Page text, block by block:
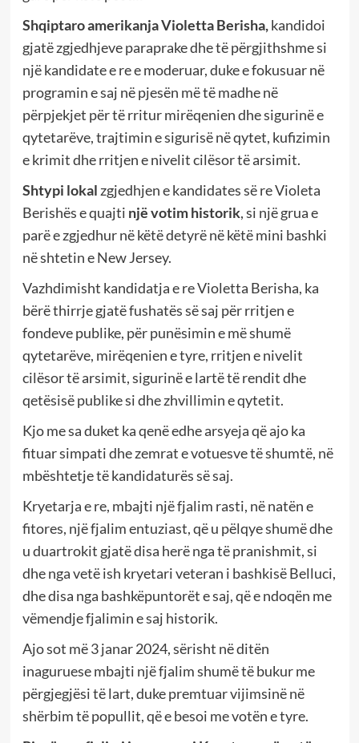
Shqiptaro amerikanja Violetta Berisha,kandidoi
gjatë zgjedhjeve paraprake dhe të përgjithshme si
një kandidate e re e moderuar, duke e fokusuar në
programin e saj në pjesën më të madhe në
përpjekjet për të rritur mirëqenien dhe sigurinë e
qytetarëve, trajtimin e sigurisë në qytet, kufizimin
e krimit dhe rritjen e nivelit cilësor të arsimit.
Shtypi lokal zgjedhjen e kandidates së re Violeta
Berishës e quajti një votim historik, si një grua e
parë e zgjedhur në këtë detyrë në këtë mini bashki
në shtetin e New Jersey.
Vazhdimisht kandidatja e re Violetta Berisha, ka
bërë thirrje gjatë fushatës së saj për rritjen e
fondeve publike, për punësimin e më shumë
qytetarëve, mirëqenien e tyre, rritjen e nivelit
cilësor të arsimit, sigurinë e lartë të rendit dhe
qetësisë publike si dhe zhvillimin e qytetit.
Kjo me sa duket ka qenë edhe arsyeja që ajo ka
fituar simpati dhe zemrat e votuesve të shumtë, në
mbështetje të kandidaturës së saj.
Kryetarja e re, mbajti një fjalim rasti, në natën e
fitores, një fjalim entuziast, që u pëlqye shumë dhe
u duartrokit gjatë disa herë nga të pranishmit, si
dhe nga vetë ish kryetari veteran i bashkisë Belluci,
dhe disa nga bashkëpuntorët e saj, që e ndoqën me
vëmendje fjalimin e saj historik.
Ajo sot më 3 janar 2024, sërisht në ditën
inaguruese mbajti një fjalim shumë të bukur me
përgjegjësi të lart, duke premtuar vijimsinë në
shërbim të popullit, që e besoi me votën e tyre.